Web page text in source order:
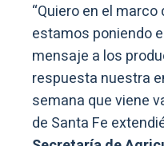
“Quiero en el
estamos poniendo
mensaje a los
respuesta nuestra
semana que viene
de Santa Fe